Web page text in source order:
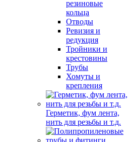
резиновые
кольца
Отводы
Ревизия и
редукция
Тройники и
крестовины
Трубы
Хомуты и
крепления
Герметик, фум лента,
нить для резьбы и т.д.